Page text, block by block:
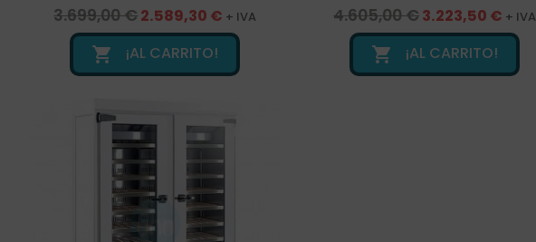
3.699,00 €2.589,30 € + IVA
 ¡AL CARRITO!
4.605,00 €3.223,50 € + IVA
 ¡AL CARRITO!